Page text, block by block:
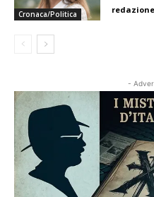
Cronaca/Politica redazione
-